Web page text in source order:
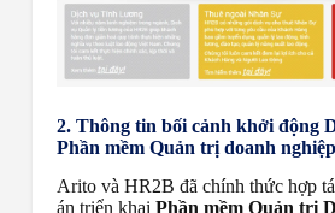
2. Thông tin bối cảnh khởi động
Phần mềm Quản trị doanh
Arito và HR2B đã chính thức hợp
án triển khai Phần mềm Quản trị